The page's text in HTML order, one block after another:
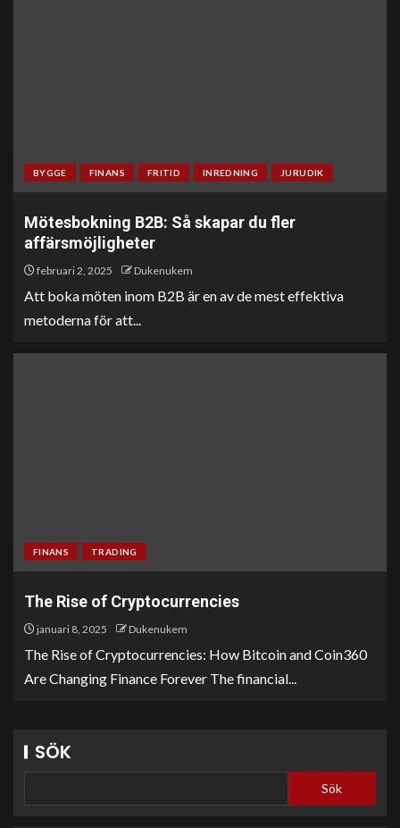
BYGGE FINANS FRITID INREDNING JURUDIK
Mötesbokning B2B: Så skapar du fler
affärsmöjligheter
februari 2, 2025 Dukenukem
Att boka möten inom B2B är en av de mest effektiva
metoderna för att...
FINANS TRADING
The Rise of Cryptocurrencies
januari 8, 2025 Dukenukem
The Rise of Cryptocurrencies: How Bitcoin and Coin360
Are Changing Finance Forever The financial...
SÖK
Sök